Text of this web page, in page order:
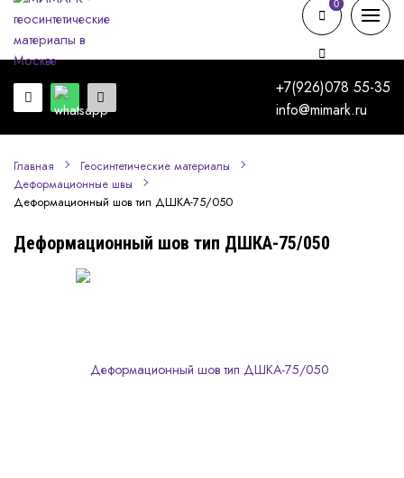
+7(926)078 55-35
info@mimark.ru
0
0
Главная
Геосинтетические материалы
Деформационные швы
Деформационный шов тип ДШКА-75/050
Деформационный шов тип ДШКА-75/050